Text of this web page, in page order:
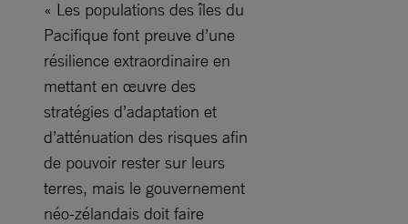
« Les populations des îles du
Pacifique font preuve d’une
résilience extraordinaire en
mettant en œuvre des
stratégies d’adaptation et
d’atténuation des risques afin
de pouvoir rester sur leurs
terres, mais le gouvernement
néo-zélandais doit faire